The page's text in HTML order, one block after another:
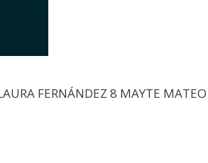
FERNÁNDEZ 8 MAYTE